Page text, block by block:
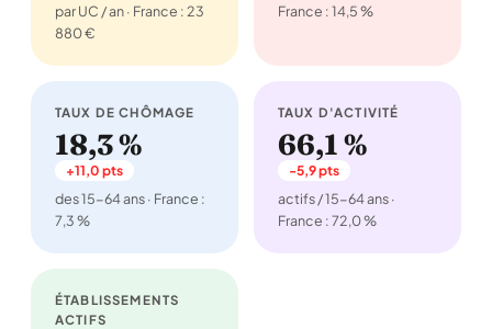
par UC / an · France : 23
880 €
France : 14,5 %
TAUX DE CHÔMAGE
18,3 %
+11,0 pts
des 15-64 ans · France :
7,3 %
TAUX D'ACTIVITÉ
66,1 %
-5,9 pts
actifs / 15-64 ans ·
France : 72,0 %
ÉTABLISSEMENTS
ACTIFS